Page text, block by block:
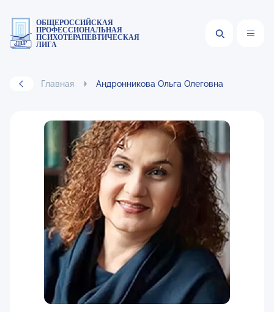
ОБЩЕРОССИЙСКАЯ
ПРОФЕССИОНАЛЬНАЯ
ПСИХОТЕРАПЕВТИЧЕСКАЯ
ЛИГА
Главная Андронникова Ольга Олеговна